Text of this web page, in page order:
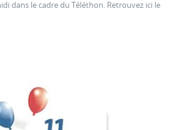
dans le cadre du Téléthon. Retrouvez ici le